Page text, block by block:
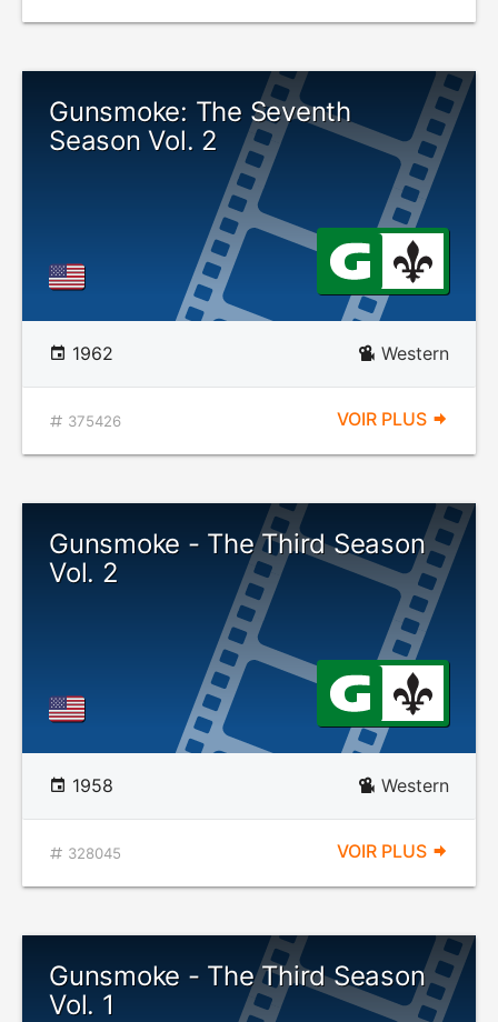
Gunsmoke: The Seventh
Season Vol. 2
1962 Western
375426 VOIR PLUS
Gunsmoke - The Third Season
Vol. 2
1958 Western
328045 VOIR PLUS
Gunsmoke - The Third Season
Vol. 1